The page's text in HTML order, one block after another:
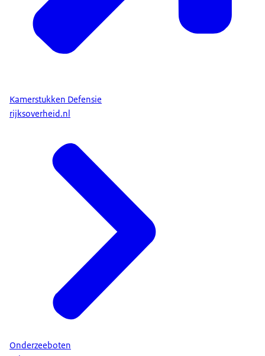
Kamerstukken Defensie
rijksoverheid.nl
Onderzeeboten